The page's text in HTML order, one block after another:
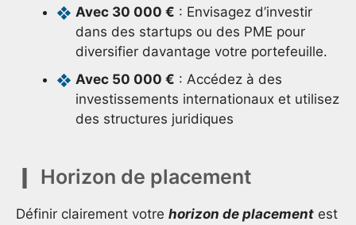
Avec 30 000 € : Envisagez d’investir
dans des startups ou des PME pour
diversifier davantage votre portefeuille.
Avec 50 000 € : Accédez à des
investissements internationaux et utilisez
des structures juridiques
Horizon de placement
Définir clairement votre horizon de placement est